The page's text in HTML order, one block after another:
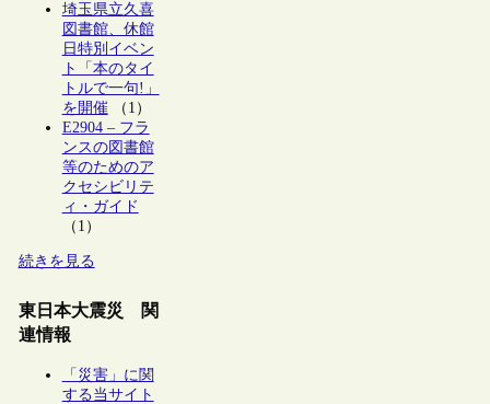
埼玉県立久喜
図書館、休館
日特別イベン
ト「本のタイ
トルで一句!」
を開催（1）
E2904 – フラ
ンスの図書館
等のためのア
クセシビリテ
ィ・ガイド
（1）
続きを見る
東日本大震災 関
連情報
「災害」に関
する当サイト